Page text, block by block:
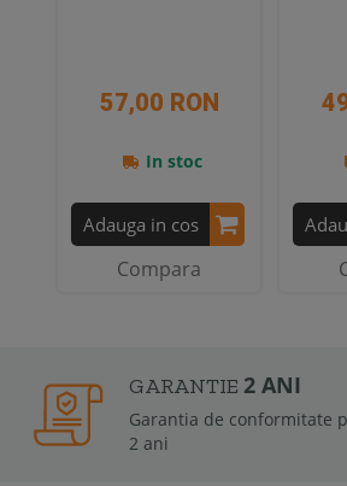
57,00 RON
In stoc
Adauga in cos
Compara
GARANTIE 2 ANI
Garantia de conformitate
2 ani